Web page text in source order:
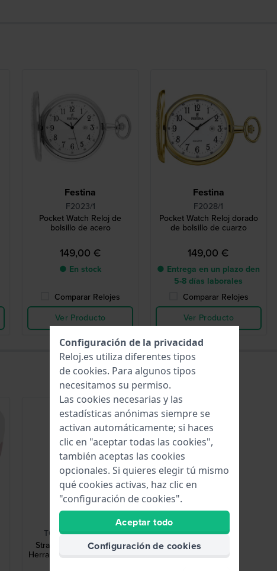
Festina
F2023/1
Pocket Watch Reloj de
bolsillo de acero
149,00 €
● En stock
Comparar Relojes
Ver Producto
Festina
F2028/1
Pocket Watch Reloj dorado
de bolsillo de cuarzo
149,00 €
● Entrega en un plazo den
5-8 días laborales
Comparar Relojes
Ver Producto
TOOL-STRCHG-001
Strap Changing Tool 001
Herramienta para cambio de
Configuración de la privacidad
Reloj.es utiliza diferentes tipos
de cookies. Para algunos tipos
necesitamos su permiso.
Las cookies necesarias y las
estadísticas anónimas siempre se
activan automáticamente; si haces
clic en "aceptar todas las cookies",
también aceptas las cookies
opcionales. Si quieres elegir tú mismo
qué cookies activas, haz clic en
"configuración de cookies".
Aceptar todo
Configuración de cookies